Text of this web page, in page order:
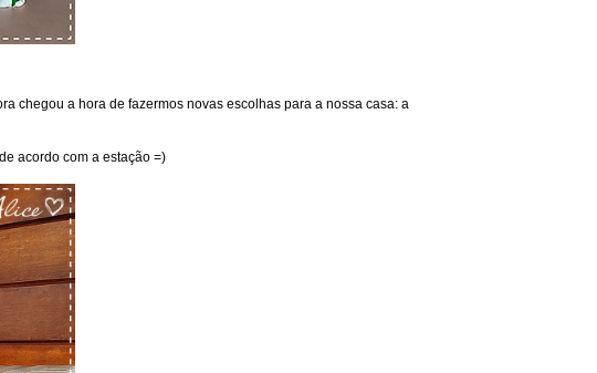
chegou a hora de fazermos novas escolhas para a nossa casa: a
acordo com a estação =)